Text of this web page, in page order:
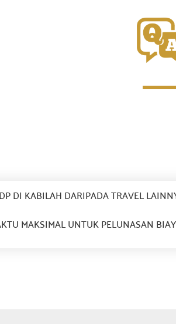
DI KABILAH DARIPADA TRAVEL
MAKSIMAL UNTUK PELUNASAN